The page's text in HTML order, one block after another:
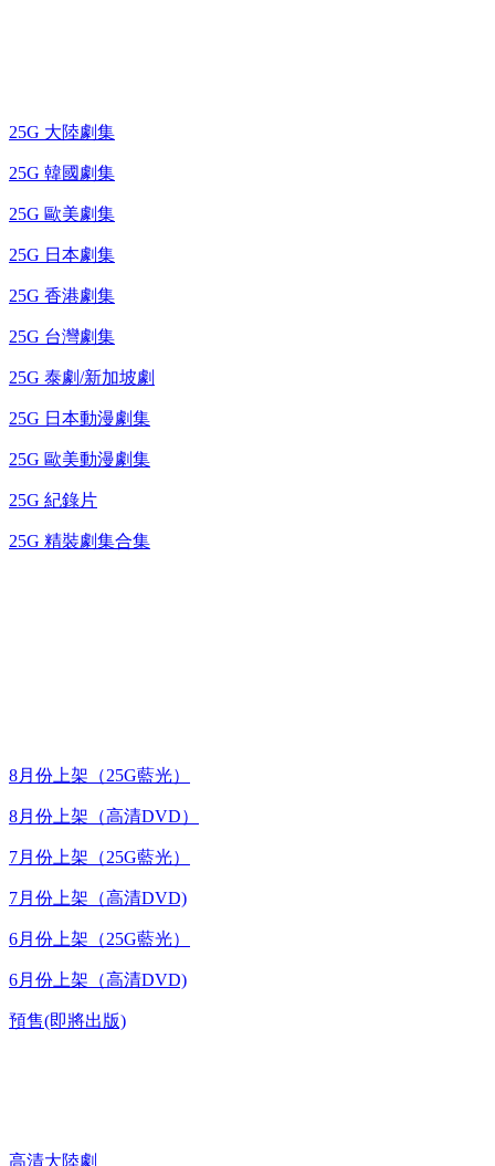
25G 大陸劇集
25G 韓國劇集
25G 歐美劇集
25G 日本劇集
25G 香港劇集
25G 台灣劇集
25G 泰劇/新加坡劇
25G 日本動漫劇集
25G 歐美動漫劇集
25G 紀錄片
25G 精裝劇集合集
8月份上架（25G藍光）
8月份上架（高清DVD）
7月份上架（25G藍光）
7月份上架（高清DVD)
6月份上架（25G藍光）
6月份上架（高清DVD)
預售(即將出版)
高清大陸劇